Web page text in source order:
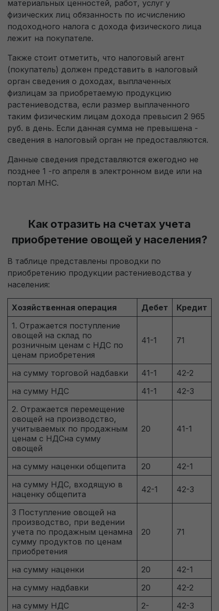
материальных ценностей, работ, услуг у
физических лиц обязанность по исчислению
подоходного налога с дохода физического лица
лежит на покупателе.
Также стоит отметить, что налоговый агент
(покупатель) должен представить в налоговый
орган сведения о доходах, выплаченных
физлицам за приобретаемую продукцию
растениеводства, если размер выплаченного
таким физическим лицам дохода превысил 2 965
руб. в день. Если данная сумма не превышена -
сведения в налоговый орган не предоставляются.
Данные сведения представляются ежегодно не
позднее 1 -го апреля в электронном виде или на
портал МНС.
Как отразить на счетах учета
приобретение овощей у населения?
В таблице представлены проводки по
приобретению продукции растениеводства у
населения:
Хозяйственная операция Дебет
Кредит
1. Отражается поступление
овощей на склад по
розничным ценам с НДС по
ценам приобретения
41-1 71
на сумму торговой надбавки 41-1
42-2
на сумму НДС
41-1
42-3
2. Отражается перемещение
овощей на производство,
учитываемых по продажным
ценам с НДСна сумму
овощей
20 41-1
на сумму наценки общепита 20
42-1
на сумму НДС, входящую в
наценку общепита
42-1 42-3
3 Поступление овощей на
производство, при ведении
учета по продажным ценамна
сумму продуктов по ценам
приобретения
20 71
на сумму наценки 20
42-1
на сумму надбавки
20
42-2
на сумму НДС
2- 42-3
Пользовательское соглашение на обработку
персональных данных
Перезвоните мне
Технические (обязательные)
файлы cookie
Технические (обязательные) файлы cookie
необходимы для корректного
функционирования сайта и не подлежат
отключению. Эти файлы cookie не сохраняют
какую-либо информацию о пользователе и не
передают её в сторонние аналитические
системы.
Целевые (аналитические, рекламные)
файлы cookie
Аналитические файлы cookie используются для
оценки поведения пользователей на сайте. Эти
файлы cookie помогают понять, как
используется сайт, чтобы увеличить его
производительность и сделать функционал
сайта максимально удобным для пользователей.
Рекламные файлы cookie используются для
целей маркетинга и улучшения качества
рекламы. Эти файлы cookie помогают
обеспечить максимально высокую точность и
ценность содержания маркетинговых и
рекламных материалов для пользователей
сайта.